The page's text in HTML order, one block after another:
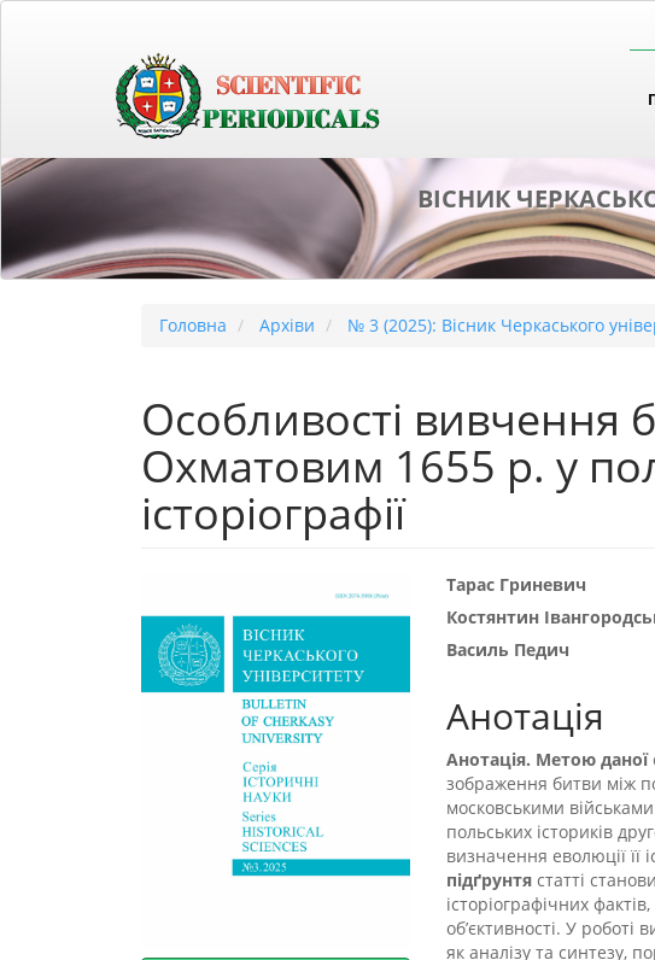
##plugins.themes.bootstrap3.accessible_menu.sidebar##
ВІСНИК
Головна Архіви № 3 (2025): Вісник Черкаського
Особливості вивчення
Охматовим 1655 р. у
історіографії
Тарас Гриневич
Костянтин
Василь Педич
Анотація
Анотація. Метою даної
зображення битви між
московськими
польських істориків
визначення еволюції її
підґрунтя статті
історіографічних
об’єктивності. У роботі
як аналізу та синтезу,